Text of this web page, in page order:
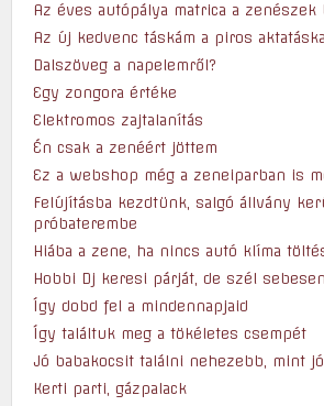
Az éves autópálya matrica a zenészek
Az új kedvenc táskám a piros aktatáska
Dalszöveg a napelemről?
Egy zongora értéke
Elektromos zajtalanítás
Én csak a zenéért jöttem
Ez a webshop még a zeneiparban is
Felújításba kezdtünk, salgó állvány
próbaterembe
Hiába a zene, ha nincs autó klíma
Hobbi Dj keresi párját, de szél sebesen
Így dobd fel a mindennapjaid
Így találtuk meg a tökéletes csempét
Jó babakocsit találni nehezebb, mint
Kerti parti, gázpalack